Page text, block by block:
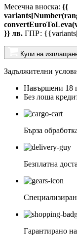
Месечна вноска: {{
}} лв. ГПР:
Купи на
Задължителни
Навършени 18
Без лоша
Бърза
Безплатна
Гарантирано